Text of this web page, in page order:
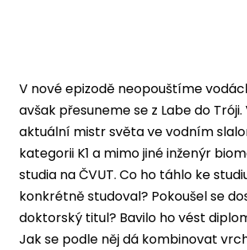
V nové epizodě neopouštíme
avšak přesuneme se z Labe do Tróji.
aktuální mistr světa ve vodním
kategorii K1 a mimo jiné inženýr
studia na ČVUT. Co ho táhlo ke
konkrétně studoval? Pokoušel se
doktorský titul? Bavilo ho vést
Jak se podle něj dá kombinovat